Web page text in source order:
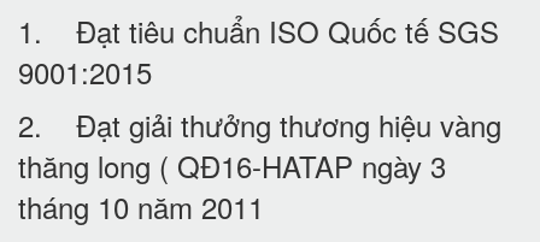
1. Đạt tiêu chuẩn ISO Quốc tế SGS
9001:2015
2. Đạt giải thưởng thương hiệu vàng
thăng long ( QĐ16-HATAP ngày 3
tháng 10 năm 2011